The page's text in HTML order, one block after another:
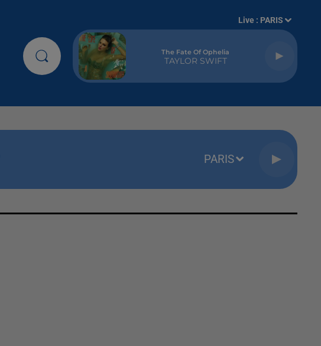
Live : PARIS
The Fate Of Ophelia
TAYLOR SWIFT
PARIS